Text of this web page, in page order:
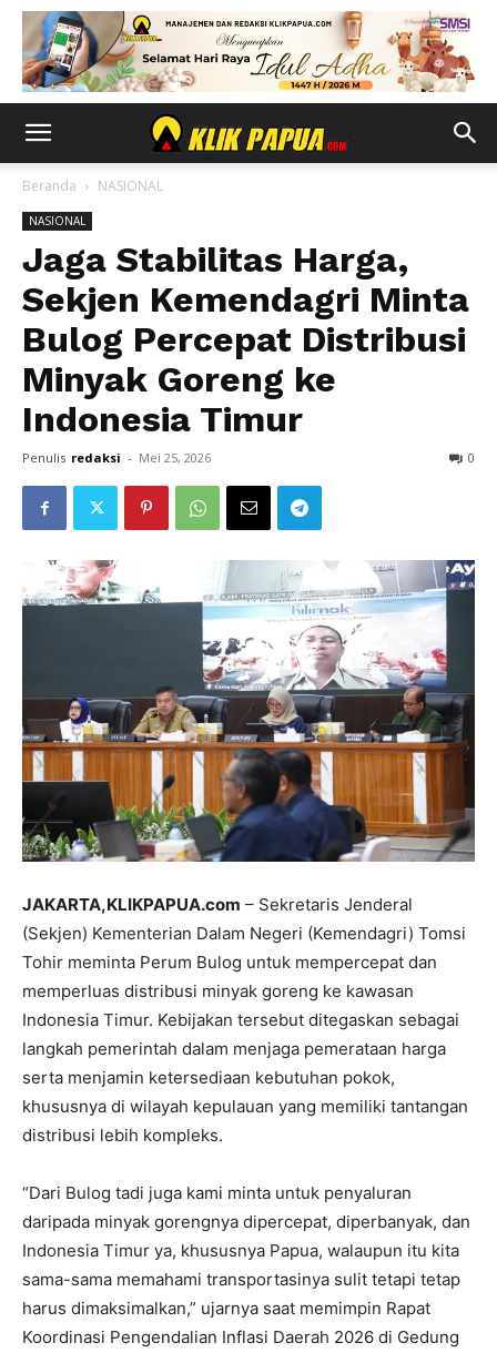
Beranda NASIONAL
NASIONAL
Jaga Stabilitas Harga,
Sekjen Kemendagri Minta
Bulog Percepat Distribusi
Minyak Goreng ke
Indonesia Timur
Penulis redaksi - Mei 25, 2026 0
JAKARTA,KLIKPAPUA.com – Sekretaris Jenderal
(Sekjen) Kementerian Dalam Negeri (Kemendagri) Tomsi
Tohir meminta Perum Bulog untuk mempercepat dan
memperluas distribusi minyak goreng ke kawasan
Indonesia Timur. Kebijakan tersebut ditegaskan sebagai
langkah pemerintah dalam menjaga pemerataan harga
serta menjamin ketersediaan kebutuhan pokok,
khususnya di wilayah kepulauan yang memiliki tantangan
distribusi lebih kompleks.
“Dari Bulog tadi juga kami minta untuk penyaluran
daripada minyak gorengnya dipercepat, diperbanyak, dan
Indonesia Timur ya, khususnya Papua, walaupun itu kita
sama-sama memahami transportasinya sulit tetapi tetap
harus dimaksimalkan,” ujarnya saat memimpin Rapat
Koordinasi Pengendalian Inflasi Daerah 2026 di Gedung